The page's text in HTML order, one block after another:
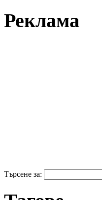
Реклама
Търсене за: